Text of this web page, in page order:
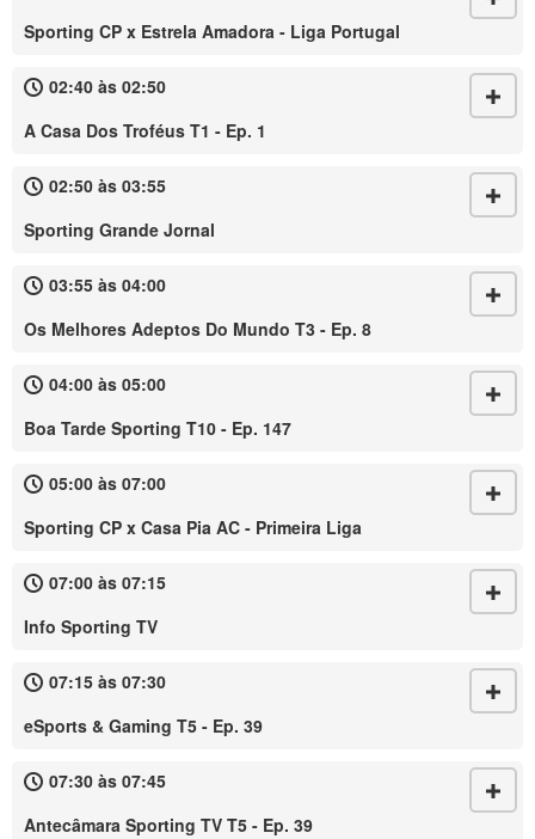
Sporting CP x Estrela Amadora - Liga Portugal
02:40 às 02:50
A Casa Dos Troféus T1 - Ep. 1
02:50 às 03:55
Sporting Grande Jornal
03:55 às 04:00
Os Melhores Adeptos Do Mundo T3 - Ep. 8
04:00 às 05:00
Boa Tarde Sporting T10 - Ep. 147
05:00 às 07:00
Sporting CP x Casa Pia AC - Primeira Liga
07:00 às 07:15
Info Sporting TV
07:15 às 07:30
eSports & Gaming T5 - Ep. 39
07:30 às 07:45
Antecâmara Sporting TV T5 - Ep. 39